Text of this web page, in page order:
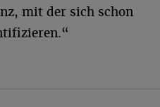
mit der sich schon